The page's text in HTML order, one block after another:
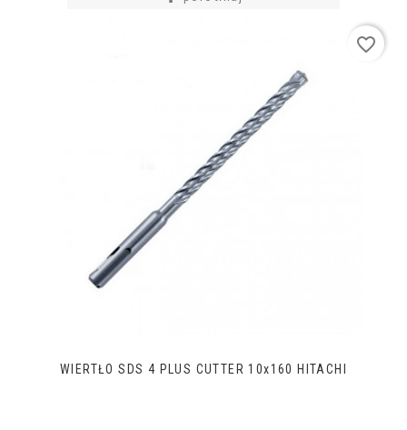
favorite_border
WIERTŁO SDS 4 PLUS CUTTER 10x160 HITACHI